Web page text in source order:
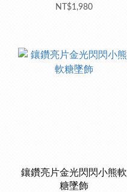
NT$1,980
鑲鑽亮片金光閃閃小熊軟
糖墜飾